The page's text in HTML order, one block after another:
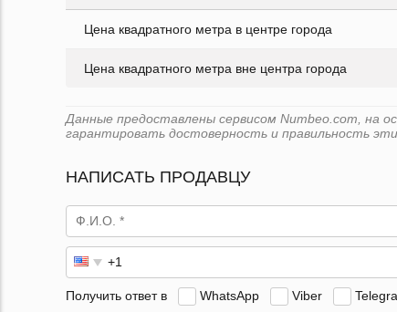
Цена квадратного метра в центре города
Цена квадратного метра вне центра города
Данные предоставлены сервисом Numbeo.com, на
гарантировать достоверность и правильность
НАПИСАТЬ ПРОДАВЦУ
Получить ответ в WhatsApp Viber